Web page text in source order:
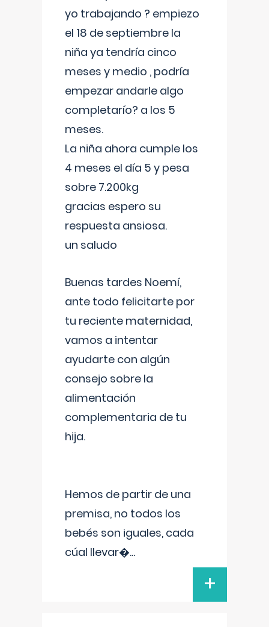
yo trabajando ? empiezo
el 18 de septiembre la
niña ya tendría cinco
meses y medio , podría
empezar andarle algo
completarío? a los 5
meses.
La niña ahora cumple los
4 meses el día 5 y pesa
sobre 7.200kg
gracias espero su
respuesta ansiosa.
un saludo
Buenas tardes Noemí,
ante todo felicitarte por
tu reciente maternidad,
vamos a intentar
ayudarte con algún
consejo sobre la
alimentación
complementaria de tu
hija.
Hemos de partir de una
premisa, no todos los
bebés son iguales, cada
cúal llevar�...
+